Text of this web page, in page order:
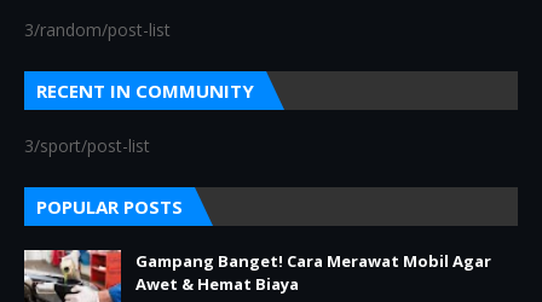
3/random/post-list
RECENT IN COMMUNITY
3/sport/post-list
POPULAR POSTS
Gampang Banget! Cara Merawat Mobil Agar
Awet & Hemat Biaya